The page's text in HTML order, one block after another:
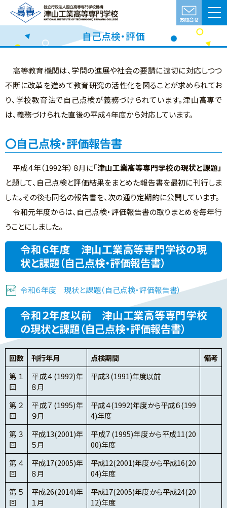
自己点検・評価
高等教育機関は、学問の進展や社会の要請に適切に対応しつつ
不断に改革を進めて教育研究の活性化を図ることが求められてお
り、学校教育法で自己点検が義務づけられています。津山高専で
は、義務づけられた直後の平成４年度から対応しています。
自己点検・評価報告書
平成４年（1992年）８月に「津山工業高等専門学校の現状と課題」
と題して、自己点検と評価結果をまとめた報告書を最初に刊行しま
した。その後も同名の報告書を、次の通り定期的に公開しています。
令和元年度からは、自己点検・評価報告書の取りまとめを毎年行
うことにしました。
令和６年度 津山工業高等専門学校の現
状と課題（自己点検・評価報告書）
令和６年度 現状と課題（自己点検・評価報告書）
令和２年度以前 津山工業高等専門学校
の現状と課題（自己点検・評価報告書）
回数 刊行年月 点検期間
備考
第１
回
平成４(1992)年
８月
平成３(1991)年度以前
第２
回
平成７(1995)年
９月
平成４(1992)年度から平成６(199
4)年度
第３
回
平成13(2001)年
５月
平成７(1995)年度から平成11(20
00)年度
第４
回
平成17(2005)年
８月
平成12(2001)年度から平成16(20
04)年度
第５
回
平成26(2014)年
１月
平成17(2005)年度から平成24(20
12)年度